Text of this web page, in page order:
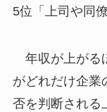
5位「上司や同
年収が上がる
がどれだけ企業
否を判断される